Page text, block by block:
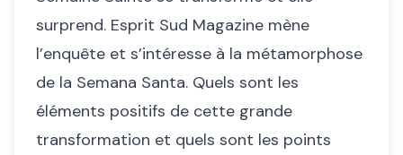
surprend. Esprit Sud Magazine mène
l’enquête et s’intéresse à la métamorphose
de la Semana Santa. Quels sont les
éléments positifs de cette grande
transformation et quels sont les points